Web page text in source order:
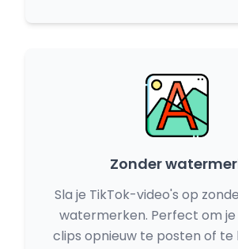
Zonder
Sla je TikTok-video's op
watermerken. Perfect om
clips opnieuw te posten of te